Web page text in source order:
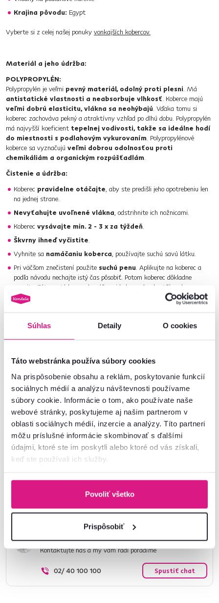
Súhlas Detaily O cookies
Táto webstránka používa súbory cookies
Na prispôsobenie obsahu a reklám, poskytovanie funkcií
sociálnych médií a analýzu návštevnosti používame
súbory cookie. Informácie o tom, ako používate naše
webové stránky, poskytujeme aj našim partnerom v
oblasti sociálnych médií, inzercie a analýzy. Títo partneri
môžu príslušné informácie skombinovať s ďalšími
údajmi, ktoré ste im poskytli alebo ktoré od vás získali,
keď ste používali ich služby.
Povoliť všetko
Prispôsobiť
Krajina pôvodu: Egypt
Vyberte si z celej našej ponuky vonkajších kobercov.
Materiál a jeho údržba:
POLYPROPYLÉN:
Polypropylén je veľmi pevný materiál, odolný proti plesni. Má
antistatické vlastnosti a neabsorbuje vlhkosť. Koberce majú
veľmi dobrú elasticitu, vlákna sa neohýbajú. Vďaka tomu si
koberec zachováva pekný a atraktívny vzhľad po dlhú dobu. Polypropylén
má najvyšší koeficient tepelnej vodivosti, takže sa ideálne hodí
do miestnosti s podlahovým vykurovaním. Polypropylénové
koberce sa vyznačujú veľmi dobrou odolnosťou proti
chemikáliám a organickým rozpúšťadlám.
Čistenie a údržba:
Koberec pravidelne otáčajte, aby ste predišli jeho opotrebeniu len
na jednej strane.
Nevyťahujte uvoľnené vlákna, odstrihnite ich nožnicami.
Koberec vysávajte min. 2 - 3 x za týždeň.
Škvrny ihneď vyčistite.
Vyhnite sa namáčaniu koberca, používajte suchú savú látku.
Pri väčšom znečistení použite suchú penu. Aplikujte na koberec a
podľa návodu nechajte istý čas pôsobiť. Potom koberec dôkladne
vysajte. Táto metóda sa odporúča pri kobercoch s kratším vlasom.
Nepoužívajte chemikálie
, ktoré by mohli koberec poškodiť.
Pri ťažko odstrániteľných škvrnách odporúčame
profesionálne
čistenie.
Číslo produktu : 0000414422
Základné parametre
Informácie o balení
Nenašli ste požadované informácie?
Kontaktujte nás a my vám radi poradíme
02/ 40 100 100 Spustiť chat